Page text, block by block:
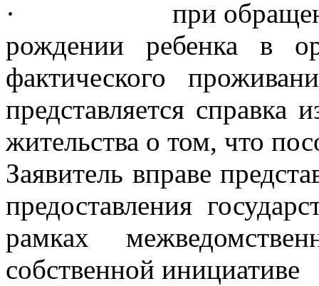
· при обращении за
рождении ребенка в
фактического
представляется
жительства о том, что
Заявитель вправе
предоставления
рамках
собственной инициативе